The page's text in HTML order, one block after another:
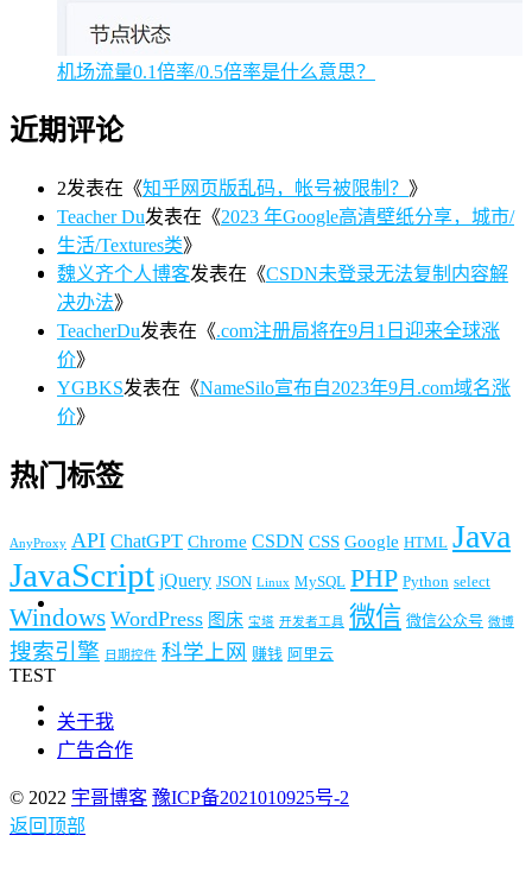
机场流量0.1倍率/0.5倍率是什么意思？
近期评论
2发表在《知乎网页版乱码，帐号被限制？ 》
Teacher Du发表在《2023 年Google高清壁纸分享，城市/
生活/Textures类》
魏义齐个人博客发表在《CSDN未登录无法复制内容解
决办法》
TeacherDu发表在《.com注册局将在9月1日迎来全球涨
价》
YGBKS发表在《NameSilo宣布自2023年9月.com域名涨
价》
热门标签
AnyProxy API ChatGPT Chrome CSDN CSS Google HTML Java
JavaScript jQuery JSON Linux MySQL PHP Python select
Windows WordPress 图床 宝塔 开发者工具 微信 微信公众号 微博
搜索引擎 日期控件 科学上网 赚钱 阿里云
TEST
关于我
广告合作
© 2022 宇哥博客 豫ICP备2021010925号-2
返回顶部